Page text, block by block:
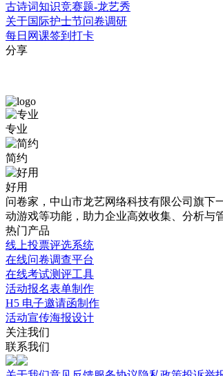
古诗词知识竞赛题-龙艺秀
关于国际护士节问卷调研
每日网课签到打卡
分享
问
卷
调
研
免
费
模
板
详
情
介
绍
慈
华
臻
品
2022XXX
大
赛
-
题
目
详
情
专业
简约
好用
问卷家，中山市龙艺网络科技有限公司旗下
动游戏等功能，助力企业高效收集、分析与
热门产品
线上投票评选系统
在线问卷调查平台
在线考试测评工具
活动报名表单制作
H5 电子邀请函制作
活动宣传海报设计
关注我们
联系我们